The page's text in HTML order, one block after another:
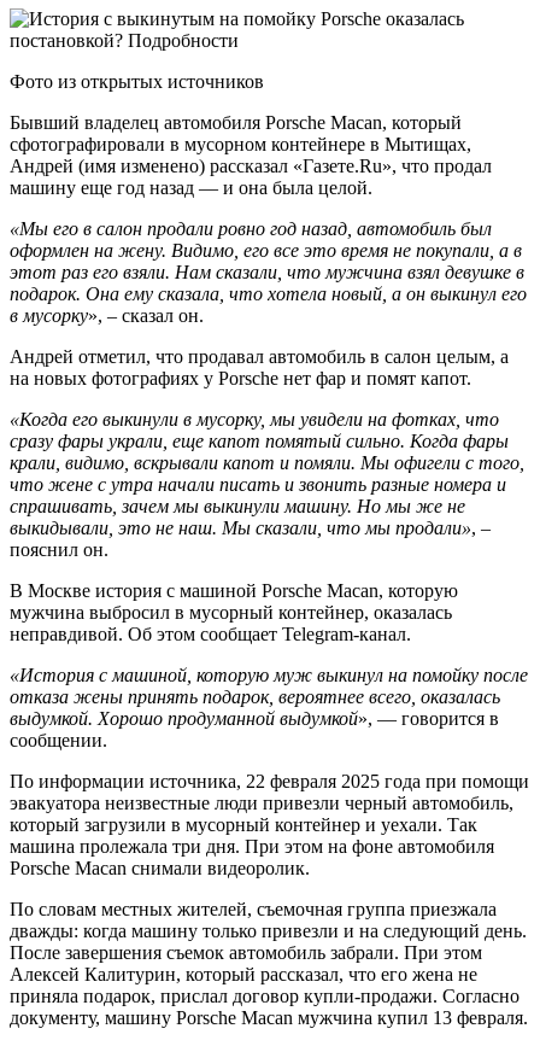
Фото из открытых источников
Бывший владелец автомобиля Porsche Macan, который
сфотографировали в мусорном контейнере в Мытищах,
Андрей (имя изменено) рассказал «Газете.Ru», что продал
машину еще год назад — и она была целой.
«Мы его в салон продали ровно год назад, автомобиль был
оформлен на жену. Видимо, его все это время не покупали, а в
этот раз его взяли. Нам сказали, что мужчина взял девушке в
подарок. Она ему сказала, что хотела новый, а он выкинул его
в мусорку», – сказал он.
Андрей отметил, что продавал автомобиль в салон целым, а
на новых фотографиях у Porsche нет фар и помят капот.
«Когда его выкинули в мусорку, мы увидели на фотках, что
сразу фары украли, еще капот помятый сильно. Когда фары
крали, видимо, вскрывали капот и помяли. Мы офигели с того,
что жене с утра начали писать и звонить разные номера и
спрашивать, зачем мы выкинули машину. Но мы же не
выкидывали, это не наш. Мы сказали, что мы продали», –
пояснил он.
В Москве история с машиной Porsche Macan, которую
мужчина выбросил в мусорный контейнер, оказалась
неправдивой. Об этом сообщает Telegram-канал.
«История с машиной, которую муж выкинул на помойку после
отказа жены принять подарок, вероятнее всего, оказалась
выдумкой. Хорошо продуманной выдумкой», — говорится в
сообщении.
По информации источника, 22 февраля 2025 года при помощи
эвакуатора неизвестные люди привезли черный автомобиль,
который загрузили в мусорный контейнер и уехали. Так
машина пролежала три дня. При этом на фоне автомобиля
Porsche Macan снимали видеоролик.
По словам местных жителей, съемочная группа приезжала
дважды: когда машину только привезли и на следующий день.
После завершения съемок автомобиль забрали. При этом
Алексей Калитурин, который рассказал, что его жена не
приняла подарок, прислал договор купли-продажи. Согласно
документу, машину Porsche Macan мужчина купил 13 февраля.